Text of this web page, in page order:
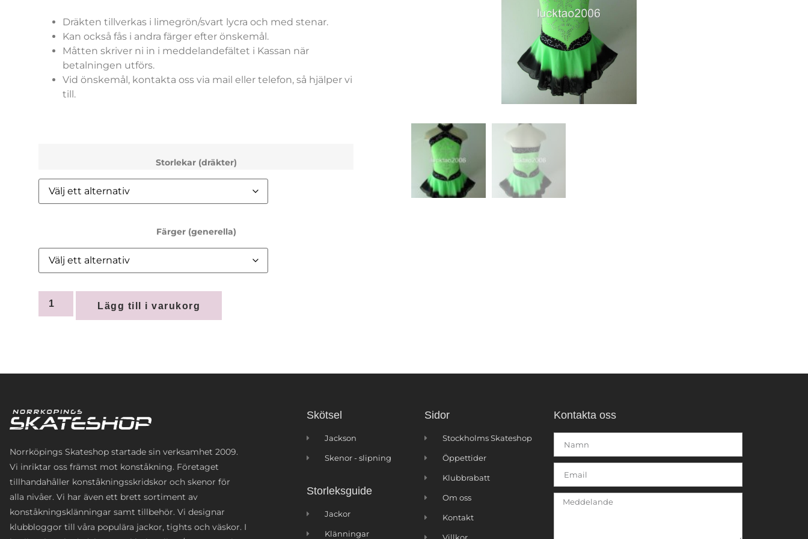
Dräkten tillverkas i limegrön/svart lycra och med stenar.
Kan också fås i andra färger efter önskemål.
Måtten skriver ni in i meddelandefältet i Kassan när
betalningen utförs.
Vid önskemål, kontakta oss via mail eller telefon, så hjälper vi
till.
Storlekar (dräkter)
Färger (generella)
Lägg till i varukorg
Norrköpings Skateshop startade sin verksamhet 2009.
Vi inriktar oss främst mot konståkning. Företaget
tillhandahåller konståkningsskridskor och skenor för
alla nivåer. Vi har även ett brett sortiment av
konståkningsklänningar samt tillbehör. Vi designar
klubbloggor till våra populära jackor, tights och väskor. I
Skötsel
Jackson
Skenor - slipning
Storleksguide
Jackor
Klänningar
Sidor
Stockholms Skateshop
Öppettider
Klubbrabatt
Om oss
Kontakt
Villkor
Kontakta oss